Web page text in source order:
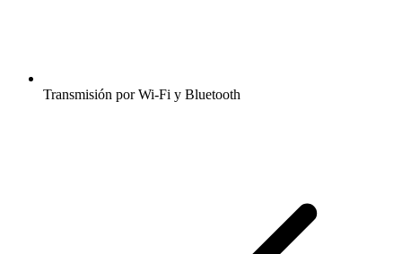
Transmisión por Wi-Fi y Bluetooth